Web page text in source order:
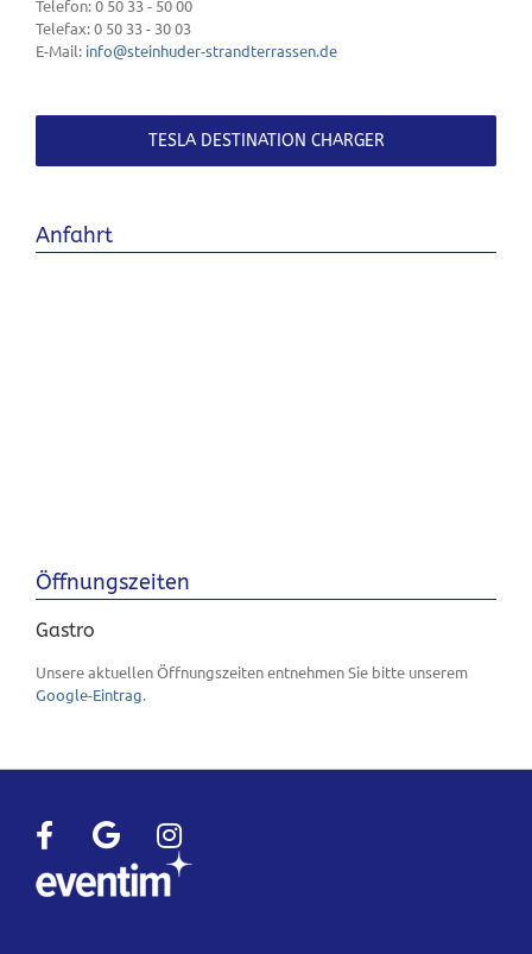
Telefon:0 50 33 - 50 00
Telefax:0 50 33 - 30 03
E-Mail: info@steinhuder-strandterrassen.de
TESLA DESTINATION CHARGER
Anfahrt
Öffnungszeiten
Gastro
Unsere aktuellen Öffnungszeiten entnehmen Sie bitte unserem
Google-Eintrag.